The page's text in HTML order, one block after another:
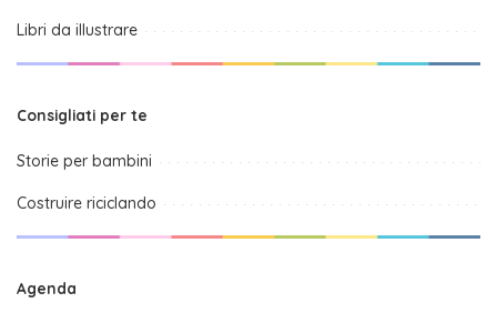
Libri da illustrare
Consigliati per te
Storie per bambini
Costruire riciclando
Agenda